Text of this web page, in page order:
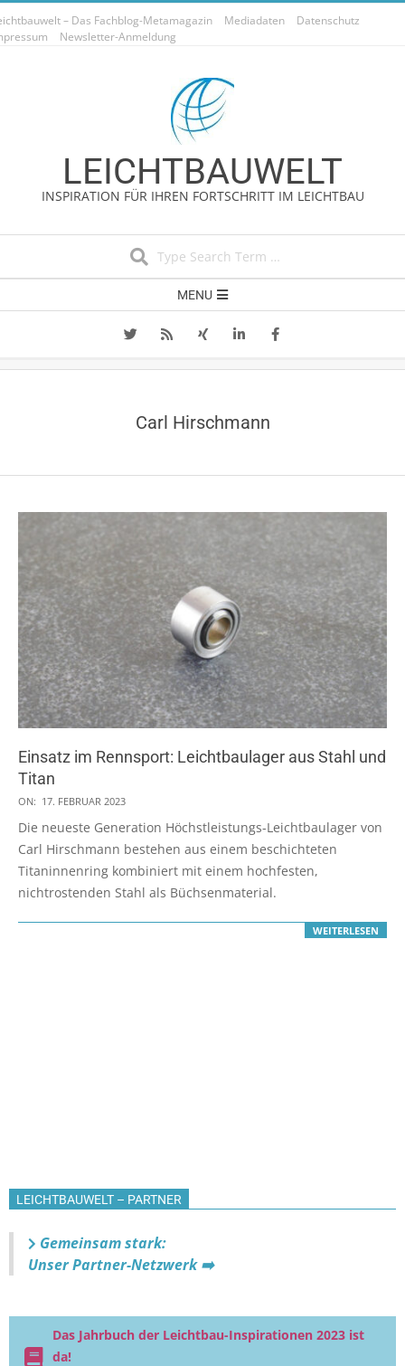
Skip
to
– Das Fachblog-Metamagazin Mediadaten
Datenschutz
Newsletter-Anmeldung
LEICHTBAUWELT
INSPIRATION FÜR IHREN FORTSCHRITT IM LEICHTBAU
Navigation
MENU
Carl Hirschmann
Einsatz im Rennsport: Leichtbaulager aus Stahl und
Titan
2023-
02-
17
ON: 17. FEBRUAR 2023
Die neueste Generation Höchstleistungs-Leichtbaulager von
Carl Hirschmann bestehen aus einem beschichteten
Titaninnenring kombiniert mit einem hochfesten,
nichtrostenden Stahl als Büchsenmaterial.
WEITERLESEN
LEICHTBAUWELT – PARTNER
Gemeinsam stark:
Unser Partner-Netzwerk ➡️
Das Jahrbuch der Leichtbau-Inspirationen 2023 ist
da!